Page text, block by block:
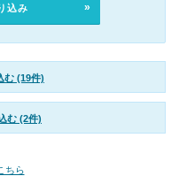
込み
む (19件)
む (2件)
ちら